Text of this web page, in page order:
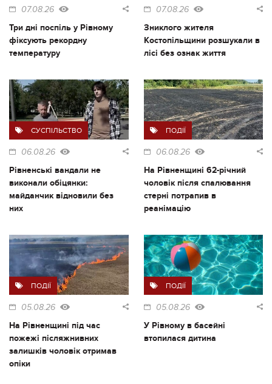
07.08.26
Три дні поспіль у Рівному
фіксують рекордну
температуру
07.08.26
Зниклого жителя
Костопільщини розшукали в
лісі без ознак життя
СУСПІЛЬСТВО
06.08.26
Рівненські вандали не
виконали обіцянки:
майданчик відновили без
них
ПОДІЇ
06.08.26
На Рівненщині 62-річний
чоловік після спалювання
стерні потрапив в
реанімацію
ПОДІЇ
05.08.26
На Рівненщині під час
пожежі післяжнивних
залишків чоловік отримав
опіки
ПОДІЇ
05.08.26
У Рівному в басейні
втопилася дитина